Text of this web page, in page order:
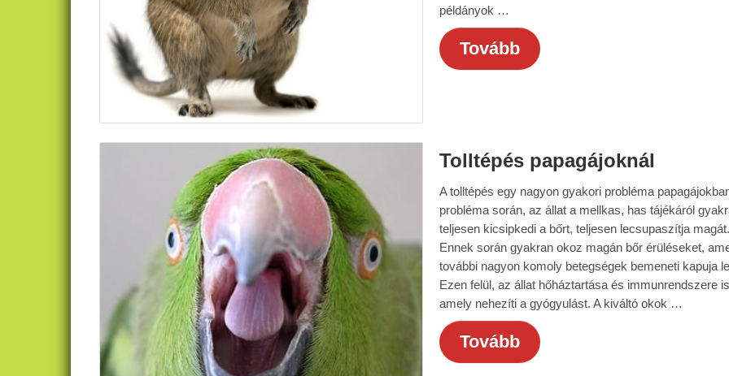
példányok …
Tovább
Tolltépés papagájoknál
A tolltépés egy nagyon gyakori probléma
probléma során, az állat a mellkas, has tájékáról
teljesen kicsipkedi a bőrt, teljesen lecsupaszítja magát.
Ennek során gyakran okoz magán bőr érüléseket,
további nagyon komoly betegségek bemeneti kapuja
Ezen felül, az állat hőháztartása és immunrendszere
amely nehezíti a gyógyulást. A kiváltó okok …
Tovább